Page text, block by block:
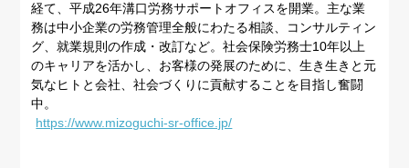
経て、平成26年溝口労務サポートオフィスを開業。主な業
務は中小企業の労務管理全般にわたる相談、コンサルティン
グ、就業規則の作成・改訂など。社会保険労務士10年以上
のキャリアを活かし、お客様の発展のために、生き生きと元
気なヒトと会社、社会づくりに貢献することを目指し奮闘
中。
https://www.mizoguchi-sr-office.jp/